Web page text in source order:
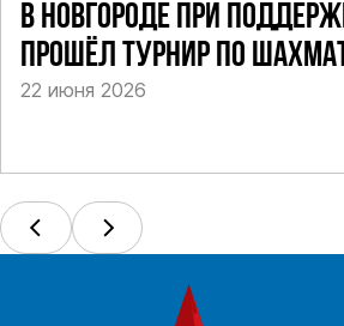
В НОВГОРОДЕ ПРИ
ПРОШЁЛ ТУРНИР ПО
СИЛОВИКОВ
22 июня 2026